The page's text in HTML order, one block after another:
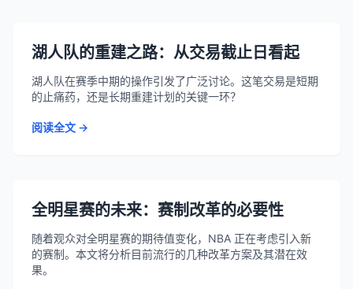
湖人队的重建之路：从交易截止日看起
湖人队在赛季中期的操作引发了广泛讨论。这笔交易是短期
的止痛药，还是长期重建计划的关键一环？
阅读全文 →
全明星赛的未来：赛制改革的必要性
随着观众对全明星赛的期待值变化，NBA 正在考虑引入新
的赛制。本文将分析目前流行的几种改革方案及其潜在效
果。